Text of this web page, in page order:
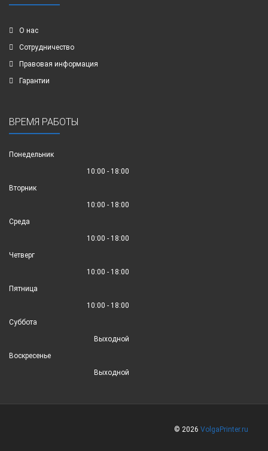
О нас
Сотрудничество
Правовая информация
Гарантии
ВРЕМЯ РАБОТЫ
Понедельник
10:00 - 18:00
Вторник
10:00 - 18:00
Среда
10:00 - 18:00
Четверг
10:00 - 18:00
Пятница
10:00 - 18:00
Суббота
Выходной
Воскресенье
Выходной
© 2026 VolgaPrinter.ru